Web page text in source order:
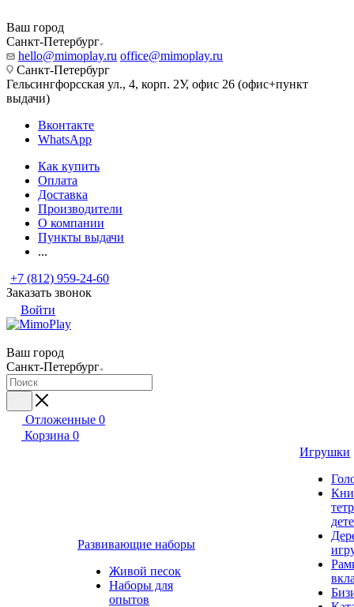
Ваш город
Санкт-Петербург
hello@mimoplay.ru office@mimoplay.ru
Санкт-Петербург
Гельсингфорсская ул., 4, корп. 2У, офис 26 (офис+пункт
выдачи)
Вконтакте
WhatsApp
Как купить
Оплата
Доставка
Производители
О компании
Пункты выдачи
...
+7 (812) 959-24-60
Заказать звонок
Войти
Ваш город
Санкт-Петербург
Отложенные 0
Корзина 0
Развивающие наборы
Живой песок
Наборы для
опытов
Игрушки